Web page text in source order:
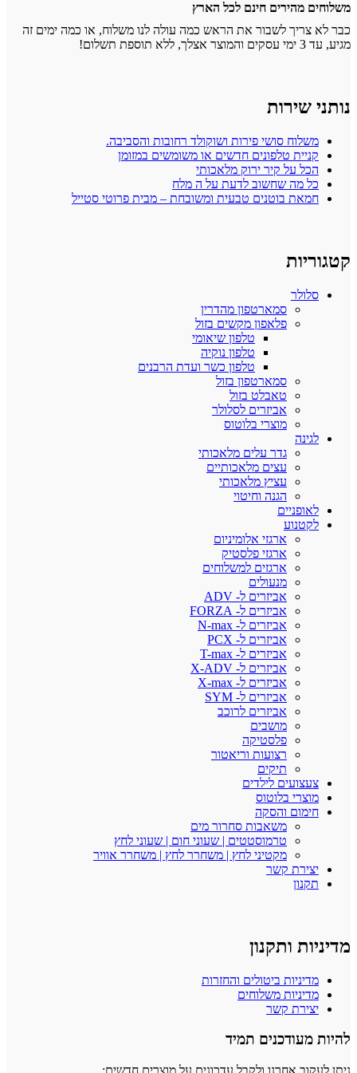
משלוחים מהירים חינם לכל הארץ
כבר לא צריך לשבור את הראש כמה עולה לנו משלוח, או כמה ימים זה
מגיע, עד 3 ימי עסקים והמוצר אצלך, ללא תוספת תשלום!
נותני שירות
משלוח סושי פירות ושוקולד רחובות והסביבה.
קניית טלפונים חדשים או משומשים במזומן
הכל על קיר ירוק מלאכותי
כל מה שחשוב לדעת על ה מלח
חמאת בוטנים טבעית ומשובחת – מבית פרוטי סטייל
קטגוריות
סלולר
סמארטפון מהדרין
פלאפון מקשים בזול
טלפון שיאומי
טלפון נוקיה
טלפון כשר ועדת הרבנים
סמארטפון בזול
טאבלט בזול
אביזרים לסלולר
מוצרי בלוטוס
לגינה
גדר עלים מלאכותי
עצים מלאכותיים
עציץ מלאכותי
הגנה וחיטוי
לאופניים
לקטנוע
ארגזי אלומיניום
ארגזי פלסטיק
ארגזים למשלוחים
מנעולים
אביזרים ל- ADV
אביזרים ל- FORZA
אביזרים ל- N-max
אביזרים ל- PCX
אביזרים ל- T-max
אביזרים ל- X-ADV
אביזרים ל- X-max
אביזרים ל- SYM
אביזרים לרוכב
מושבים
פלסטיקה
רצועות וריאטור
תיקים
צעצועים לילדים
מוצרי בלוטוס
חימום והסקה
משאבות סחרור מים
טרמוסטטים | שעוני חום | שעוני לחץ
מקטיני לחץ | משחרר לחץ | משחרר אוויר
יצירת קשר
תקנון
מדיניות ותקנון
מדיניות ביטולים והחזרות
מדיניות משלוחים
יצירת קשר
להיות מעודכנים תמיד
ניתן לעקוב אחרנו ולקבל עדכונים על מוצרים חדשים: